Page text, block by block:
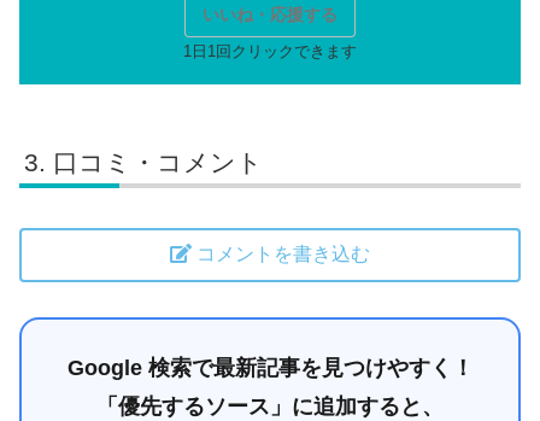
いいね・応援する
口コミ・コメント
コメントを書き込む
Google 検索で最新記事を見つけやすく！
「優先するソース」に追加すると、